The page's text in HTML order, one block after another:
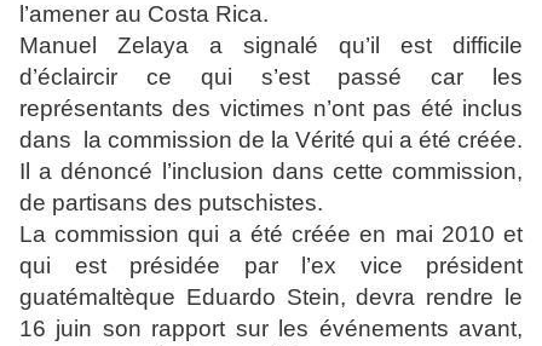
l’amener au Costa Rica.
Manuel Zelaya a signalé qu’il est difficile
d’éclaircir ce qui s’est passé car les
représentants des victimes n’ont pas été inclus
dans la commission de la Vérité qui a été créée.
Il a dénoncé l’inclusion dans cette commission,
de partisans des putschistes.
La commission qui a été créée en mai 2010 et
qui est présidée par l’ex vice président
guatémaltèque Eduardo Stein, devra rendre le
16 juin son rapport sur les événements avant,